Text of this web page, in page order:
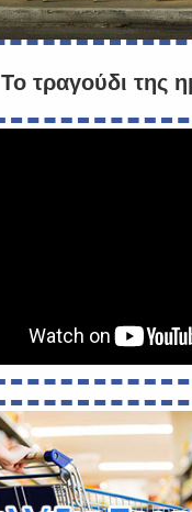
Το τραγούδι της